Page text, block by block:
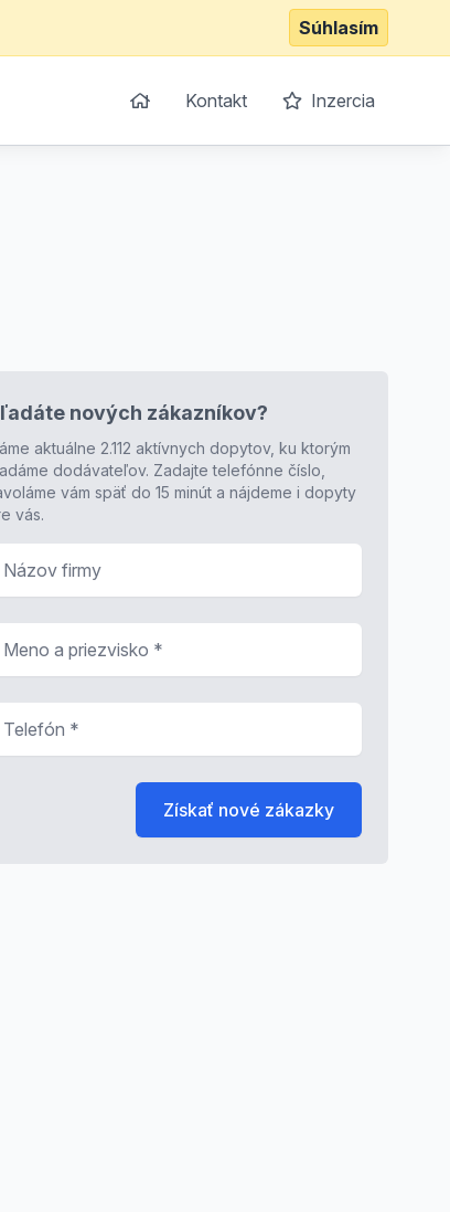
Súhlasím
Kontakt Inzercia
nových zákazníkov?
aktuálne 2.112 aktívnych dopytov, ku ktorým
dodávateľov. Zadajte telefónne číslo,
vám späť do 15 minút a nájdeme i dopyty
vás.
Získať nové zákazky